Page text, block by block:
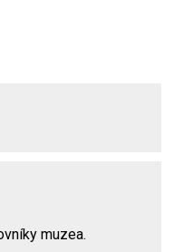
muzea.